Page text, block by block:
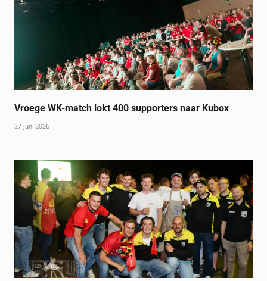
Vroege WK-match lokt 400 supporters naar Kubox
27 juni 2026